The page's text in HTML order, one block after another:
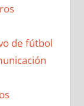
de fútbol